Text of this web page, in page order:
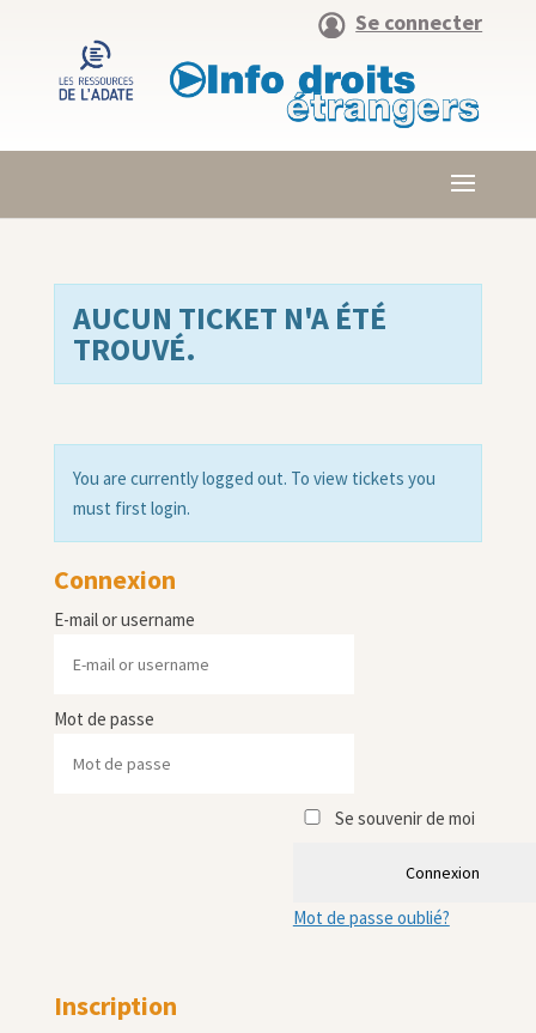
Se connecter
AUCUN TICKET N'A ÉTÉ
TROUVÉ.
You are currently logged out. To view tickets you
must first login.
Connexion
E-mail or username
Mot de passe
Se souvenir de moi
Connexion
Mot de passe oublié?
Inscription